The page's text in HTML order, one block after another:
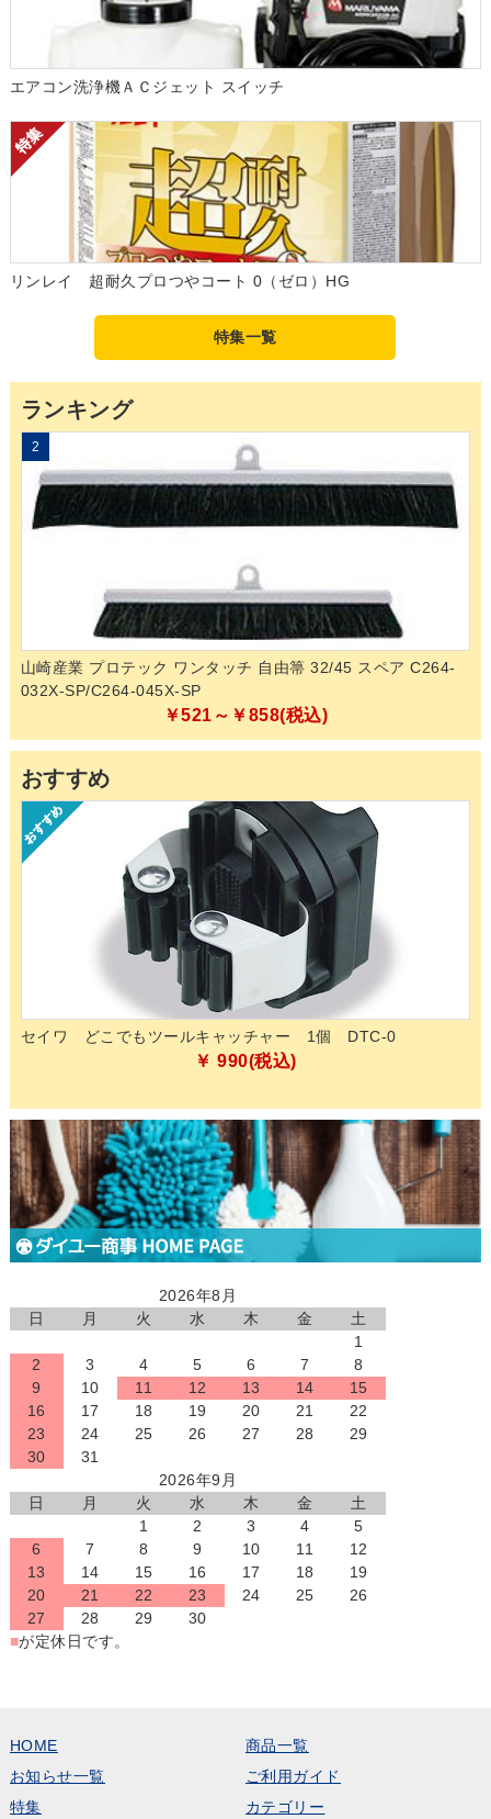
エアコン洗浄機ＡＣジェット スイッチ
リンレイ 超耐久プロつやコート 0（ゼロ）HG
特集一覧
ランキング
2
山崎産業 プロテック ワンタッチ 自由箒 32/45 スペア C264-
032X-SP/C264-045X-SP
￥521～￥858(税込)
おすすめ
セイワ どこでもツールキャッチャー 1個 DTC-0
￥ 990(税込)
2026年8月
日
月 火 水 木 金
土
1
2
3 4 5 6 7
8
9
10 11 12 13 14
15
16
17 18 19 20 21
22
23
24 25 26 27 28
29
30
31
2026年9月
日
月 火 水 木 金
土
1
2 3 4
5
6
7 8 9 10 11
12
13
14 15 16 17 18
19
20
21 22 23 24 25
26
27
28 29
30
■が定休日です。
HOME
商品一覧
お知らせ一覧
ご利用ガイド
特集
カテゴリー